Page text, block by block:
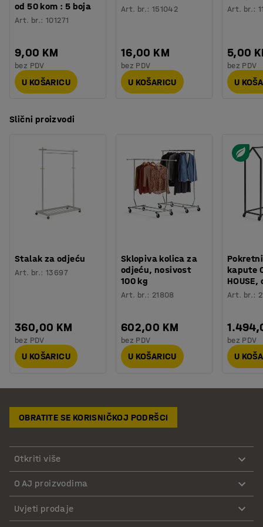
od 50 kom : 5 boja
Art. br.:101271
9,00 KM
bez PDV
U KOŠARICU
Art. br.: 151042
16,00 KM
bez PDV
U KOŠARICU
Art. br.:
5,00
bez PDV
U
Slični proizvodi
Stalak za odjeću
Art. br.:13697
360,00 KM
bez PDV
U KOŠARICU
Sklopiva kolica za
odjeću, nosivost
100 kg
Art. br.: 21808
602,00 KM
bez PDV
U KOŠARICU
kapute
Art. br.:
bez PDV
U
OBRATITE SE KORISNIČKOJ PODRŠCI
Otkriti više
O AJ proizvodima
Uvjeti prodaje